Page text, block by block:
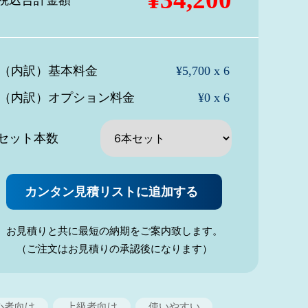
内訳）基本料金
¥5,700 x 6
内訳）オプション料金
¥0 x 6
ット本数
カンタン見積リストに追加する
お見積りと共に最短の納期をご案内致します。
（ご注文はお見積りの承認後になります）